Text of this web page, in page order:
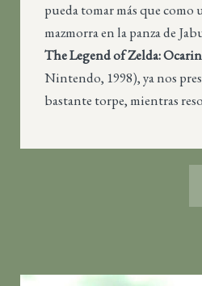
pueda tomar más que
mazmorra en la panza de
The Legend of Zelda:
Nintendo, 1998), ya nos
bastante torpe, mientras